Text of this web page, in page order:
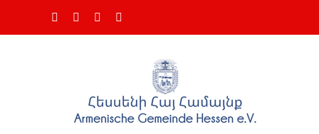
FacebookInstagramYouTube